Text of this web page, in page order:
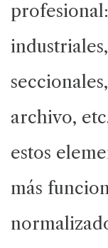
archivo,
estos
más